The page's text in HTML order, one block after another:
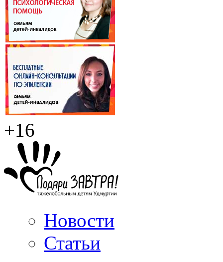
+16
Новости
Статьи